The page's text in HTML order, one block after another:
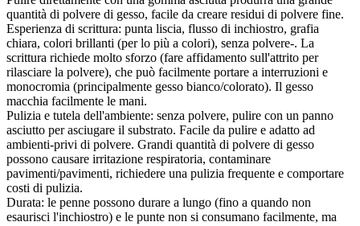
quantità di polvere di gesso, facile da creare residui di polvere fine.
Esperienza di scrittura: punta liscia, flusso di inchiostro, grafia
chiara, colori brillanti (per lo più a colori), senza polvere-. La
scrittura richiede molto sforzo (fare affidamento sull'attrito per
rilasciare la polvere), che può facilmente portare a interruzioni e
monocromia (principalmente gesso bianco/colorato). Il gesso
macchia facilmente le mani.
Pulizia e tutela dell'ambiente: senza polvere, pulire con un panno
asciutto per asciugare il substrato. Facile da pulire e adatto ad
ambienti-privi di polvere. Grandi quantità di polvere di gesso
possono causare irritazione respiratoria, contaminare
pavimenti/pavimenti, richiedere una pulizia frequente e comportare
costi di pulizia.
Durata: le penne possono durare a lungo (fino a quando non
esaurisci l'inchiostro) e le punte non si consumano facilmente, ma